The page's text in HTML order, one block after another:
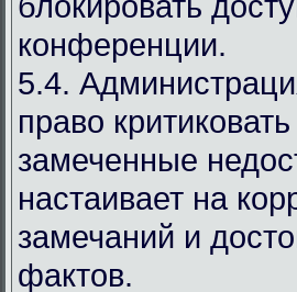
конференции.
5.4.
право
замеченные
настаивает на
замечаний и
фактов.